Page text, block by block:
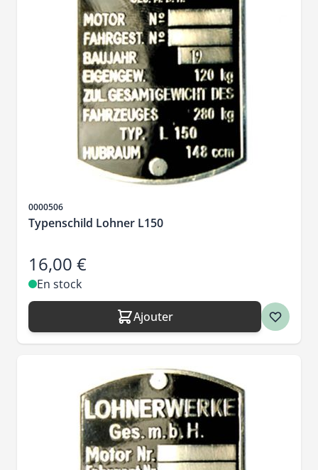
SKU
0000506
Typenschild Lohner L150
16,00 €
En stock
Ajouter